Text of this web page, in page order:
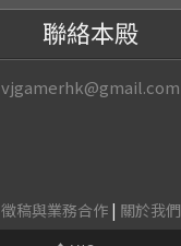
聯絡本殿
vjgamerhk@gmail.com
徵稿與業務合作| 關於我們